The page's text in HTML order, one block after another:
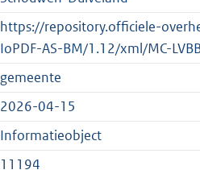
t
t
e
:
1
K
b
https://repository.officiele-
IoPDF-AS-BM/1.12/xml/MC-
gemeente
2026-04-15
Informatieobject
11194